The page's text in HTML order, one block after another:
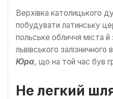
Верхівка католицького
побудувати латинську
польське обличчя міста
львівського залізничного
Юра, що на той час був
Не легкий